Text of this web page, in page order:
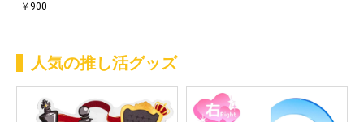
￥900
人気の推し活グッズ